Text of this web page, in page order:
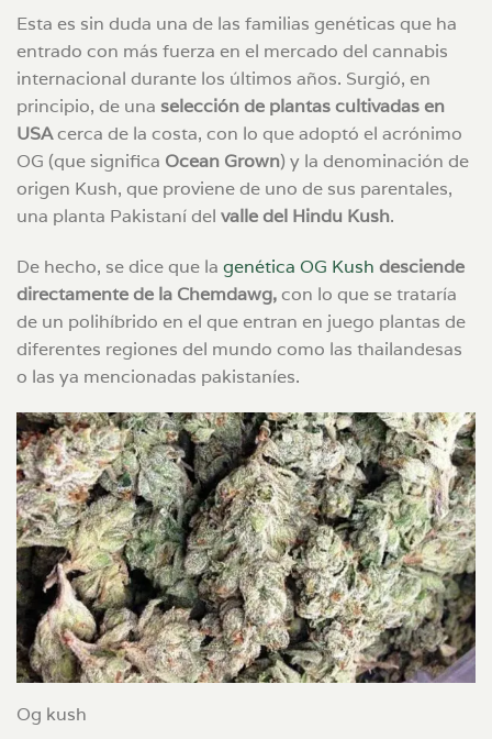
Esta es sin duda una de las familias genéticas que ha
entrado con más fuerza en el mercado del cannabis
internacional durante los últimos años. Surgió, en
principio, de una selección de plantas cultivadas en
USAcerca de la costa, con lo que adoptó el acrónimo
OG (que significa Ocean Grown) y la denominación de
origen Kush, que proviene de uno de sus parentales,
una planta Pakistaní del valle del Hindu Kush.
De hecho, se dice que la genética OG Kush desciende
directamente de la Chemdawg,con lo que se trataría
de un polihíbrido en el que entran en juego plantas de
diferentes regiones del mundo como las thailandesas
o las ya mencionadas pakistaníes.
Og kush